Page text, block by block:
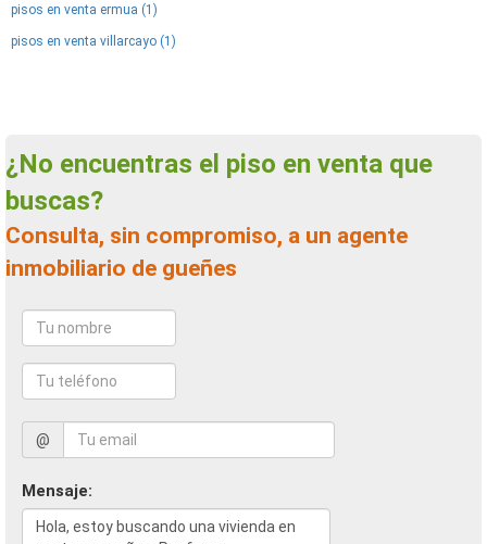
pisos en venta ermua (1)
pisos en venta villarcayo (1)
¿No encuentras el piso en venta que
buscas?
Consulta, sin compromiso, a un agente
inmobiliario de gueñes
@
Mensaje: